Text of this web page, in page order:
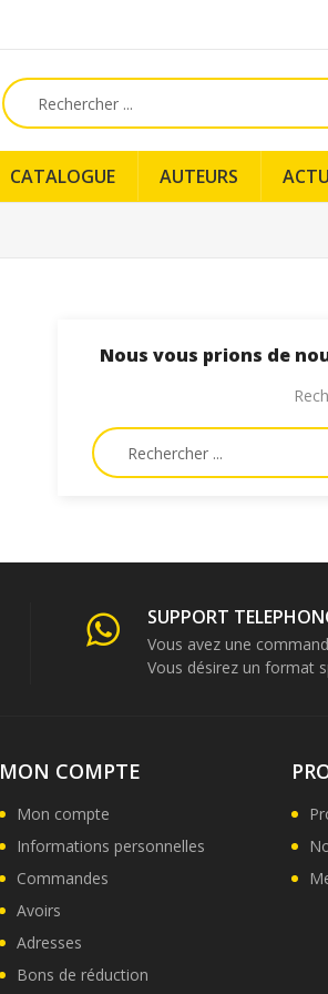
CATALOGUE AUTEURS
Nous vous prions de
SUPPORT
Vous avez une
Vous désirez un format
MON COMPTE
Mon compte
Informations personnelles
Commandes
Avoirs
Adresses
Bons de réduction